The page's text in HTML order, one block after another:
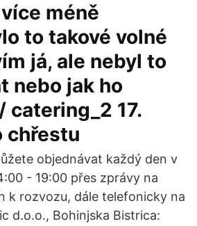
méně
to takové volné
já, ale nebyl to
nebo jak ho
catering_2 17.
chřestu
objednávat každý den v
- 19:00 přes zprávy na
k rozvozu, dále telefonicky na
d.o.o., Bohinjska Bistrica: